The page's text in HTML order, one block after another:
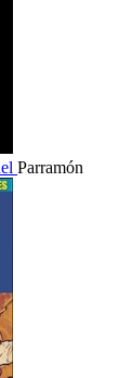
Parramón